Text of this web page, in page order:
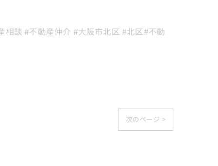
談 #不動産仲介 #大阪市北区 #北区#不動
次のページ >